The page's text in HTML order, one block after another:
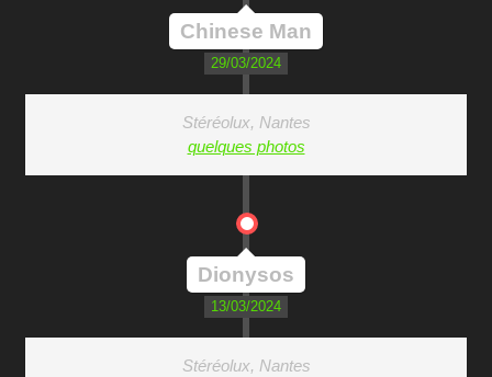
Chinese Man
29/03/2024
Stéréolux, Nantes
quelques photos
Dionysos
13/03/2024
Stéréolux, Nantes